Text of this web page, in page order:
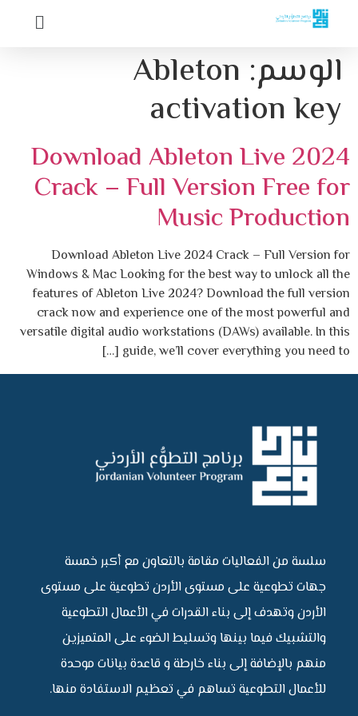
الوسم: Ableton
activation key
Download Ableton Live 2024
Crack – Full Version Free for
Music Production
Download Ableton Live 2024 Crack – Full Version for
Windows & Mac Looking for the best way to unlock all the
features of Ableton Live 2024? Download the full version
crack now and experience one of the most powerful and
versatile digital audio workstations (DAWs) available. In this
guide, we’ll cover everything you need to […]
سلسة من الفعاليات مقامة بالتعاون مع أكبر خمسة
جهات تطوعية على مستوى الأردن تطوعية على مستوى
الأردن وتهدف إلى بناء القدرات في الأعمال التطوعية
والتشبيك فيما بينها وتسليط الضوء على المتميزين
منهم بالإضافة إلى بناء خارطة و قاعدة بيانات موحدة
للأعمال التطوعية تساهم في تعظيم الاستفادة منها.